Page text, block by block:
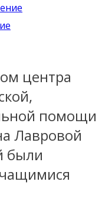
центра
помощи
Лавровой
были